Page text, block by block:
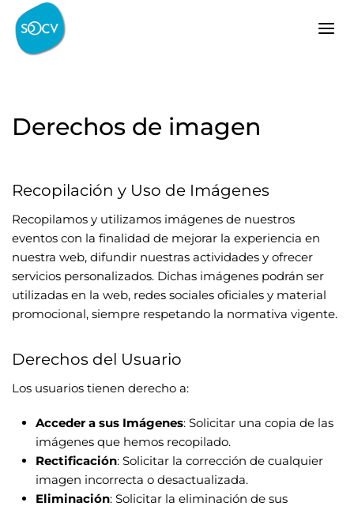
Saltar
contenido
Derechos de imagen
Recopilación y Uso de Imágenes
Recopilamos y utilizamos imágenes de nuestros
eventos con la finalidad de mejorar la experiencia en
nuestra web, difundir nuestras actividades y ofrecer
servicios personalizados. Dichas imágenes podrán ser
utilizadas en la web, redes sociales oficiales y material
promocional, siempre respetando la normativa vigente.
Derechos del Usuario
Los usuarios tienen derecho a:
Acceder a sus Imágenes: Solicitar una copia de las
imágenes que hemos recopilado.
Rectificación: Solicitar la corrección de cualquier
imagen incorrecta o desactualizada.
Eliminación: Solicitar la eliminación de sus